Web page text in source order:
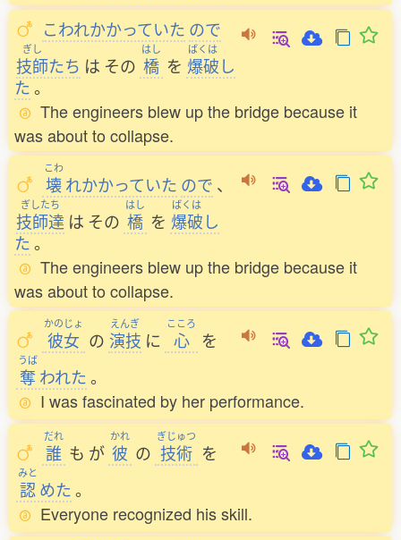
こわれかかっていた ので
ぎし
技師たち は その
はし
橋 を
ばくは
爆破し
た。
The engineers blew up the bridge because it
was about to collapse.
こわ
壊れかかっていた ので 、
ぎしたち
技師達 は その
はし
橋 を
ばくは
爆破し
た。
The engineers blew up the bridge because it
was about to collapse.
かのじょ
彼女 の
えんぎ
演技 に
こころ
心 を
うば
奪 われた。
I was fascinated by her performance.
だれ
誰 も が
かれ
彼 の
ぎじゅつ
技術 を
みと
認めた。
Everyone recognized his skill.